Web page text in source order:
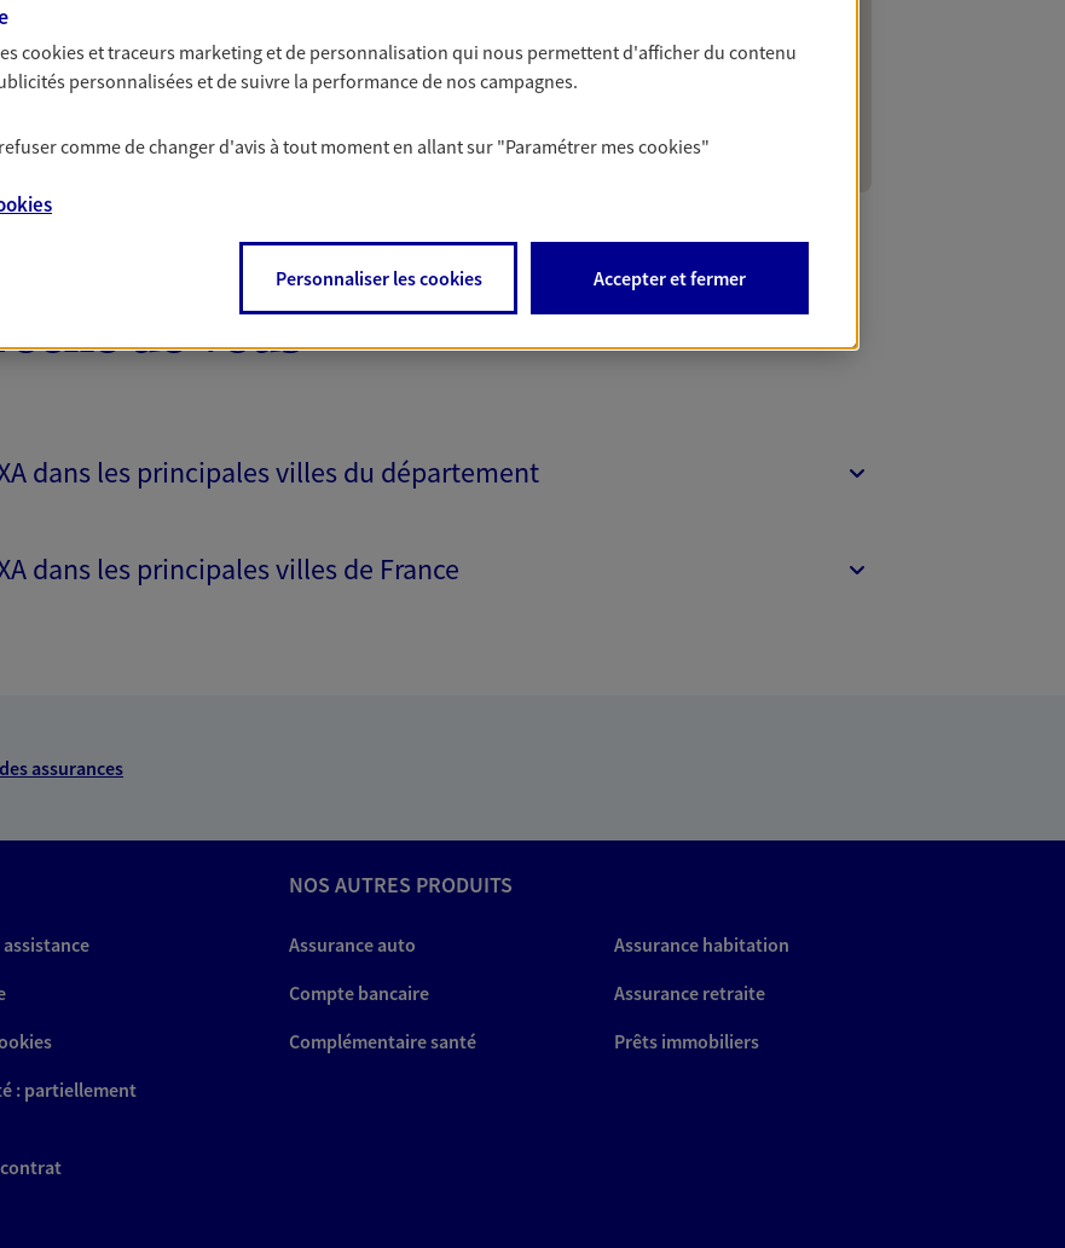
de vous
dans les principales villes du département
dans les principales villes de France
assurances
: partiellement
NOS AUTRES PRODUITS
Assurance auto
Assurance habitation
Compte bancaire
Assurance retraite
Complémentaire santé
Prêts immobiliers
cookies et traceurs marketing et de personnalisation qui nous permettent d'afficher du contenu
personnalisées et de suivre la performance de nos campagnes.
comme de changer d'avis à tout moment en allant sur"Paramétrer mescookies"
Personnaliser les cookies Accepter et fermer